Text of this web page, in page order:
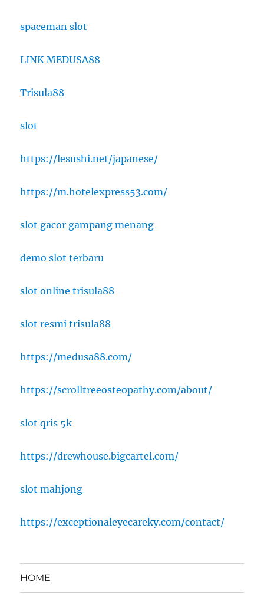
spaceman slot
LINK MEDUSA88
Trisula88
slot
https://lesushi.net/japanese/
https://m.hotelexpress53.com/
slot gacor gampang menang
demo slot terbaru
slot online trisula88
slot resmi trisula88
https://medusa88.com/
https://scrolltreeosteopathy.com/about/
slot qris 5k
https://drewhouse.bigcartel.com/
slot mahjong
https://exceptionaleyecareky.com/contact/
HOME